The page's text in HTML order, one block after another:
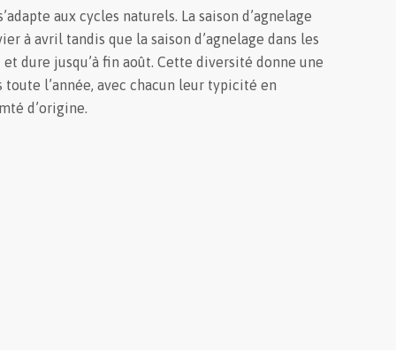
aux cycles naturels. La saison d’agnelage
à avril tandis que la saison d’agnelage dans les
dure jusqu’à fin août. Cette diversité donne une
l’année, avec chacun leur typicité en
d’origine.